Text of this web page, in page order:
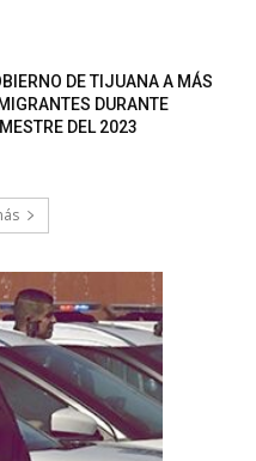
DE TIJUANA A MÁS
DURANTE
DEL 2023